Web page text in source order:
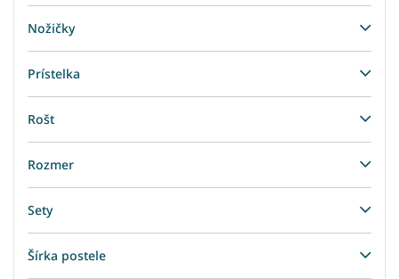
Nožičky
Prístelka
Rošt
Rozmer
Sety
Šírka postele